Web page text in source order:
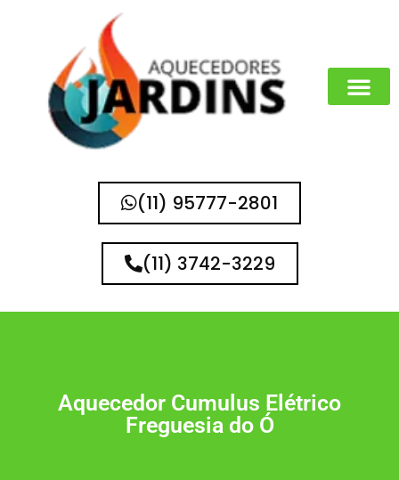
(11) 95777-2801
(11) 3742-3229
Aquecedor Cumulus Elétrico
Freguesia do Ó